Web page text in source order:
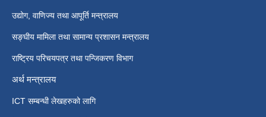
उद्योग, वाणिज्य तथा आपूर्ति मन्त्रालय
सङ्घीय मामिला तथा सामान्य प्रशासन मन्त्रालय
राष्ट्रिय परिचयपत्र तथा पन्जिकरण विभाग
अर्थ मन्त्रालय
ICT सम्बन्धी लेखहरुको लागि